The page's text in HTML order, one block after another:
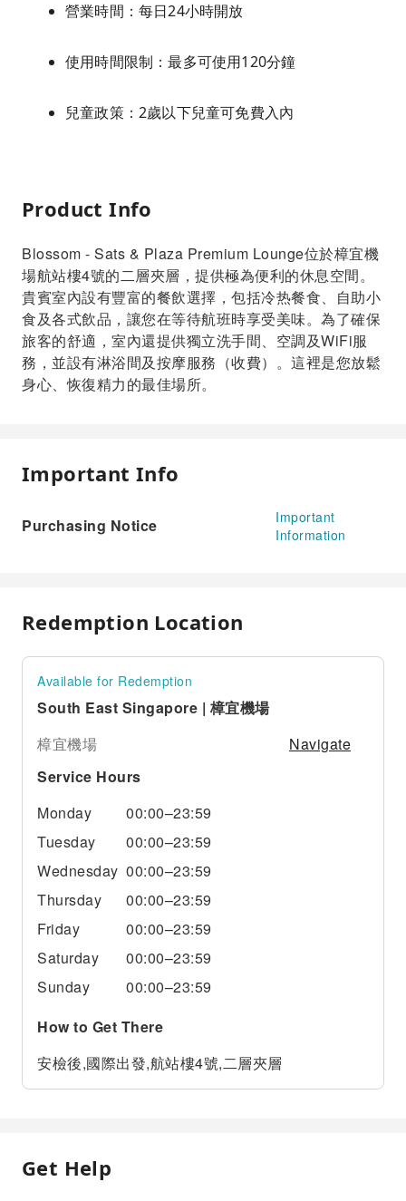
營業時間：每日24小時開放
使用時間限制：最多可使用120分鐘
兒童政策：2歲以下兒童可免費入內
Product Info
Blossom - Sats & Plaza Premium Lounge位於樟宜機
場航站樓4號的二層夾層，提供極為便利的休息空間。
貴賓室內設有豐富的餐飲選擇，包括冷热餐食、自助小
食及各式飲品，讓您在等待航班時享受美味。為了確保
旅客的舒適，室內還提供獨立洗手間、空調及WiFi服
務，並設有淋浴間及按摩服務（收費）。這裡是您放鬆
身心、恢復精力的最佳場所。
Important Info
Purchasing Notice
Important
Information
Redemption Location
Available for Redemption
South East Singapore | 樟宜機場
樟宜機場
Navigate
Service Hours
Monday
00:00–23:59
Tuesday
00:00–23:59
Wednesday 00:00–23:59
Thursday
00:00–23:59
Friday
00:00–23:59
Saturday
00:00–23:59
Sunday
00:00–23:59
How to Get There
安檢後,國際出發,航站樓4號,二層夾層
Get Help